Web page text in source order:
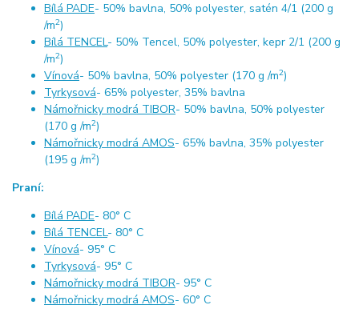
Bílá PADE- 50% bavlna, 50% polyester, satén 4/1 (200 g
/m2)
Bílá TENCEL- 50% Tencel, 50% polyester, kepr 2/1 (200 g
/m2)
Vínová- 50% bavlna, 50% polyester (170 g /m2)
Tyrkysová- 65% polyester, 35% bavlna
Námořnicky modrá TIBOR- 50% bavlna, 50% polyester
(170 g /m2)
Námořnicky modrá AMOS- 65% bavlna, 35% polyester
(195 g /m2)
Praní:
Bílá PADE- 80° C
Bílá TENCEL- 80° C
Vínová- 95° C
Tyrkysová- 95° C
Námořnicky modrá TIBOR- 95° C
Námořnicky modrá AMOS- 60° C